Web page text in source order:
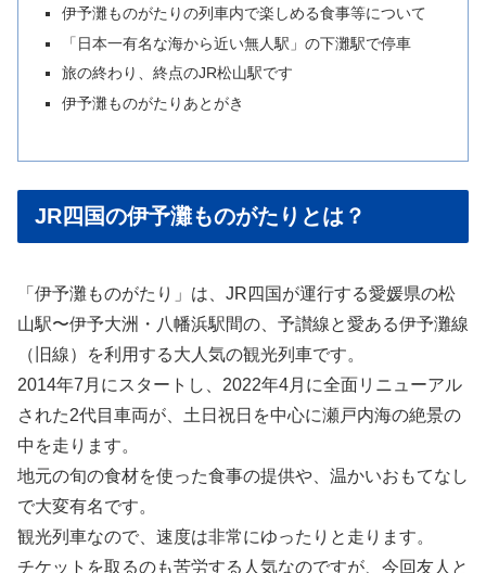
伊予灘ものがたりの列車内で楽しめる食事等について
「日本一有名な海から近い無人駅」の下灘駅で停車
旅の終わり、終点のJR松山駅です
伊予灘ものがたりあとがき
JR四国の伊予灘ものがたりとは？
「伊予灘ものがたり」は、JR四国が運行する愛媛県の松
山駅〜伊予大洲・八幡浜駅間の、予讃線と愛ある伊予灘線
（旧線）を利用する大人気の観光列車です。
2014年7月にスタートし、2022年4月に全面リニューアル
された2代目車両が、土日祝日を中心に瀬戸内海の絶景の
中を走ります。
地元の旬の食材を使った食事の提供や、温かいおもてなし
で大変有名です。
観光列車なので、速度は非常にゆったりと走ります。
チケットを取るのも苦労する人気なのですが、今回友人と